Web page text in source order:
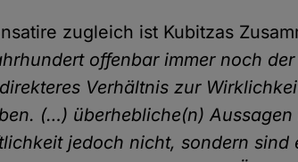
zugleich ist Kubitzas
offenbar immer noch
Verhältnis zur
(…) überhebliche(n) Aussagen
jedoch nicht, sondern sind